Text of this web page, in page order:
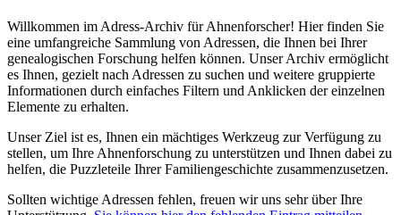
Willkommen im Adress-Archiv für Ahnenforscher! Hier finden Sie
eine umfangreiche Sammlung von Adressen, die Ihnen bei Ihrer
genealogischen Forschung helfen können. Unser Archiv ermöglicht
es Ihnen, gezielt nach Adressen zu suchen und weitere gruppierte
Informationen durch einfaches Filtern und Anklicken der einzelnen
Elemente zu erhalten.
Unser Ziel ist es, Ihnen ein mächtiges Werkzeug zur Verfügung zu
stellen, um Ihre Ahnenforschung zu unterstützen und Ihnen dabei zu
helfen, die Puzzleteile Ihrer Familiengeschichte zusammenzusetzen.
Sollten wichtige Adressen fehlen, freuen wir uns sehr über Ihre